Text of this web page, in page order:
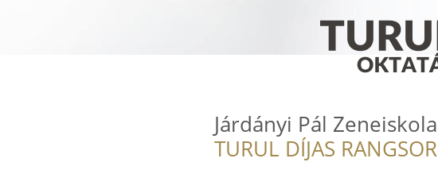
Járdányi Pál Zeneiskola
TURUL DÍJAS RANGSOR